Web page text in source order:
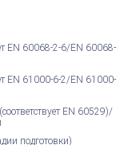
EN 60068-2-6/EN 60068-
EN 61000-6-2/EN 61000-
EN 60529)/
подготовки)